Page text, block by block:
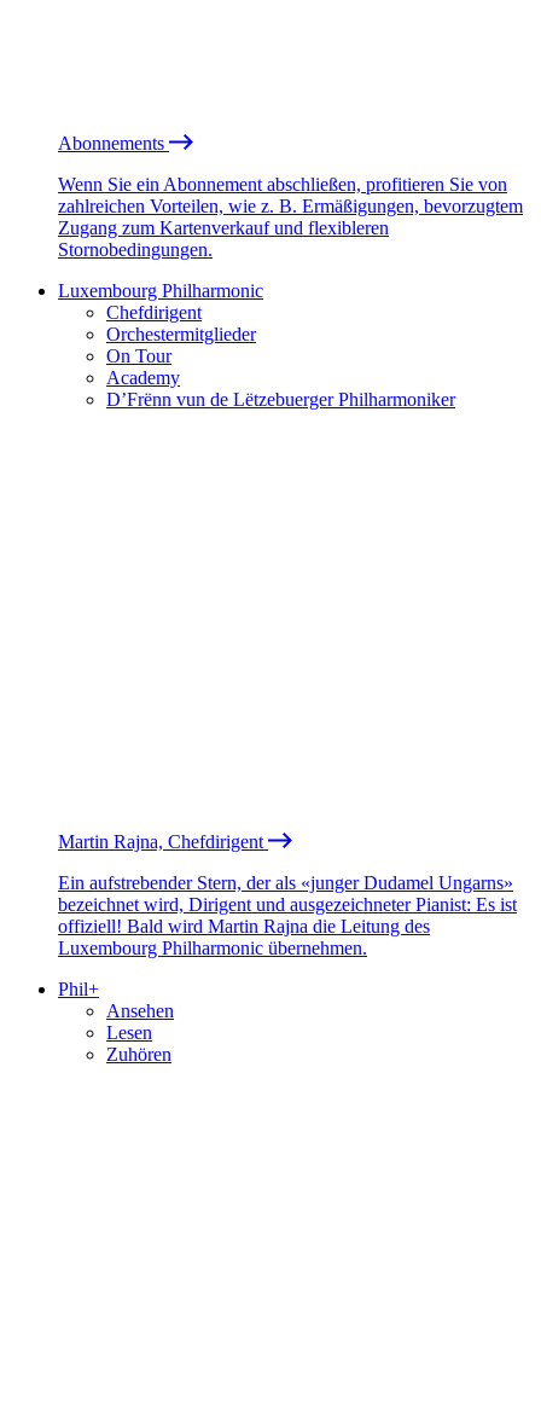
Abonnements
Wenn Sie ein Abonnement abschließen, profitieren Sie von
zahlreichen Vorteilen, wie z. B. Ermäßigungen, bevorzugtem
Zugang zum Kartenverkauf und flexibleren
Stornobedingungen.
Luxembourg Philharmonic
Chefdirigent
Orchestermitglieder
On Tour
Academy
D’Frënn vun de Lëtzebuerger Philharmoniker
Martin Rajna, Chefdirigent
Ein aufstrebender Stern, der als «junger Dudamel Ungarns»
bezeichnet wird, Dirigent und ausgezeichneter Pianist: Es ist
offiziell! Bald wird Martin Rajna die Leitung des
Luxembourg Philharmonic übernehmen.
Phil+
Ansehen
Lesen
Zuhören